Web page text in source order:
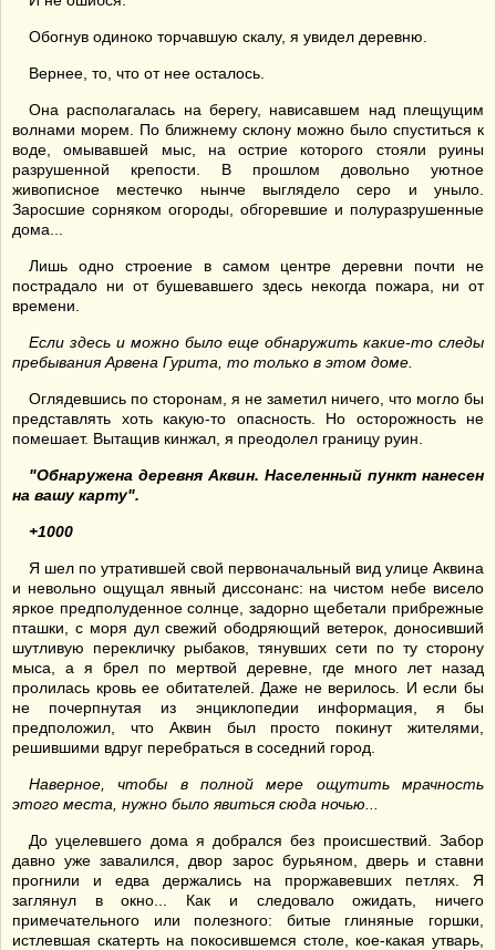
Обогнув одиноко торчавшую скалу, я увидел деревню.
Вернее, то, что от нее осталось.
Она располагалась на берегу, нависавшем над плещущим
волнами морем. По ближнему склону можно было спуститься к
воде, омывавшей мыс, на острие которого стояли руины
разрушенной крепости. В прошлом довольно уютное
живописное местечко нынче выглядело серо и уныло.
Заросшие сорняком огороды, обгоревшие и полуразрушенные
дома...
Лишь одно строение в самом центре деревни почти не
пострадало ни от бушевавшего здесь некогда пожара, ни от
времени.
Если здесь и можно было еще обнаружить какие-то следы
пребыванияАрвена Гурита, то только в этом доме.
Оглядевшись по сторонам, я не заметил ничего, что могло бы
представлять хоть какую-то опасность. Но осторожность не
помешает. Вытащив кинжал, я преодолел границу руин.
"Обнаружена деревня Аквин. Населенный пункт нанесен
на вашу карту".
+1000
Я шел по утратившей свой первоначальный вид улице Аквина
и невольно ощущал явный диссонанс: на чистом небе висело
яркое предполуденное солнце, задорно щебетали прибрежные
пташки, с моря дул свежий ободряющий ветерок, доносивший
шутливую перекличку рыбаков, тянувших сети по ту сторону
мыса, а я брел по мертвой деревне, где много лет назад
пролилась кровь ее обитателей. Даже не верилось. И если бы
не почерпнутая из энциклопедии информация, я бы
предположил, что Аквин был просто покинут жителями,
решившими вдруг перебраться в соседний город.
Наверное, чтобы в полной мере ощутить мрачность
этого места, нужно было явиться сюда ночью...
До уцелевшего дома я добрался без происшествий. Забор
давно уже завалился, двор зарос бурьяном, дверь и ставни
прогнили и едва держались на проржавевших петлях. Я
заглянул в окно... Как и следовало ожидать, ничего
примечательного или полезного: битые глиняные горшки,
истлевшая скатерть на покосившемся столе, кое-какая утварь,